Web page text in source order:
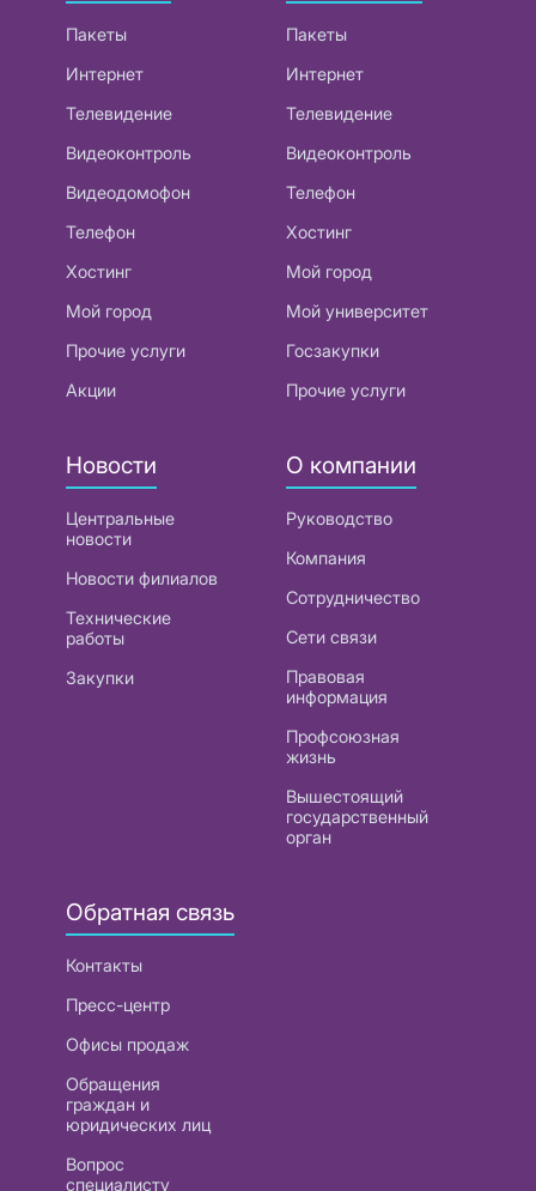
Пакеты
Интернет
Телевидение
Видеоконтроль
Видеодомофон
Телефон
Хостинг
Мой город
Прочие услуги
Акции
Пакеты
Интернет
Телевидение
Видеоконтроль
Телефон
Хостинг
Мой город
Мой университет
Госзакупки
Прочие услуги
Новости
Центральные
новости
Новости филиалов
Технические
работы
Закупки
О компании
Руководство
Компания
Сотрудничество
Сети связи
Правовая
информация
Профсоюзная
жизнь
Вышестоящий
государственный
орган
Обратная связь
Контакты
Пресс-центр
Офисы продаж
Обращения
граждан и
юридических лиц
Вопрос
специалисту